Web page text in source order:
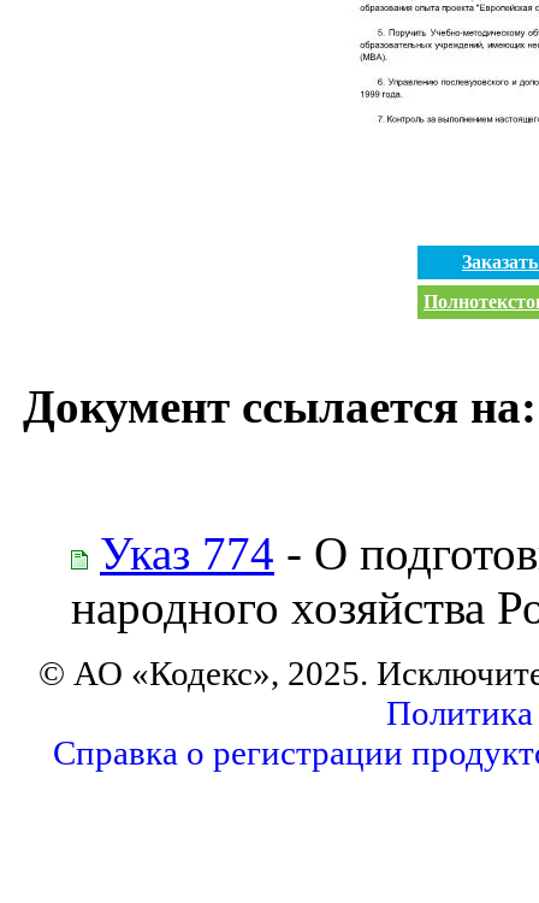
Документ ссылается на:
Указ 774 - О
народного хозяйства
© АО «Кодекс», 2025.
Справка о регистрации